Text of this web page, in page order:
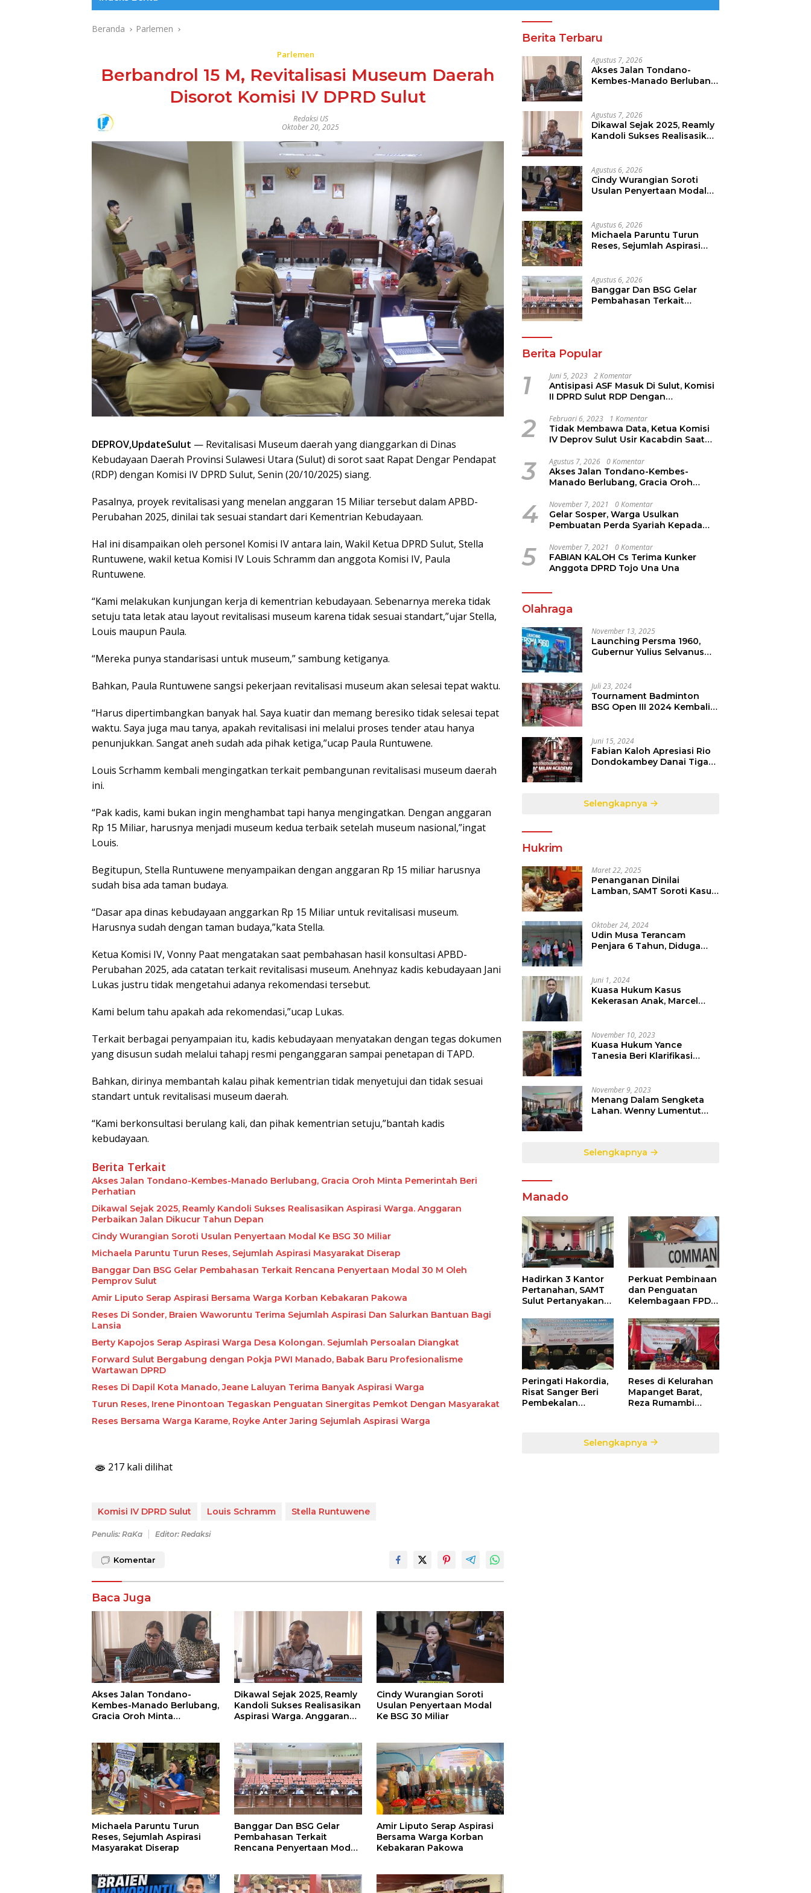
Beranda Parlemen
Parlemen
Berbandrol 15 M, Revitalisasi Museum Daerah
Disorot Komisi IV DPRD Sulut
Redaksi US
Oktober 20, 2025
DEPROV,UpdateSulut — Revitalisasi Museum daerah yang dianggarkan di Dinas
Kebudayaan Daerah Provinsi Sulawesi Utara (Sulut) di sorot saat Rapat Dengar Pendapat
(RDP) dengan Komisi IV DPRD Sulut, Senin (20/10/2025) siang.
Pasalnya, proyek revitalisasi yang menelan anggaran 15 Miliar tersebut dalam APBD-
Perubahan 2025, dinilai tak sesuai standart dari Kementrian Kebudayaan.
Hal ini disampaikan oleh personel Komisi IV antara lain, Wakil Ketua DPRD Sulut, Stella
Runtuwene, wakil ketua Komisi IV Louis Schramm dan anggota Komisi IV, Paula
Runtuwene.
“Kami melakukan kunjungan kerja di kementrian kebudayaan. Sebenarnya mereka tidak
setuju tata letak atau layout revitalisasi museum karena tidak sesuai standart,”ujar Stella,
Louis maupun Paula.
“Mereka punya standarisasi untuk museum,” sambung ketiganya.
Bahkan, Paula Runtuwene sangsi pekerjaan revitalisasi museum akan selesai tepat waktu.
“Harus dipertimbangkan banyak hal. Saya kuatir dan memang beresiko tidak selesai tepat
waktu. Saya juga mau tanya, apakah revitalisasi ini melalui proses tender atau hanya
penunjukkan. Sangat aneh sudah ada pihak ketiga,”ucap Paula Runtuwene.
Louis Scrhamm kembali mengingatkan terkait pembangunan revitalisasi museum daerah
ini.
“Pak kadis, kami bukan ingin menghambat tapi hanya mengingatkan. Dengan anggaran
Rp 15 Miliar, harusnya menjadi museum kedua terbaik setelah museum nasional,”ingat
Louis.
Begitupun, Stella Runtuwene menyampaikan dengan anggaran Rp 15 miliar harusnya
sudah bisa ada taman budaya.
“Dasar apa dinas kebudayaan anggarkan Rp 15 Miliar untuk revitalisasi museum.
Harusnya sudah dengan taman budaya,”kata Stella.
Ketua Komisi IV, Vonny Paat mengatakan saat pembahasan hasil konsultasi APBD-
Perubahan 2025, ada catatan terkait revitalisasi museum. Anehnyaz kadis kebudayaan Jani
Lukas justru tidak mengetahui adanya rekomendasi tersebut.
Kami belum tahu apakah ada rekomendasi,”ucap Lukas.
Terkait berbagai penyampaian itu, kadis kebudayaan menyatakan dengan tegas dokumen
yang disusun sudah melalui tahapj resmi penganggaran sampai penetapan di TAPD.
Bahkan, dirinya membantah kalau pihak kementrian tidak menyetujui dan tidak sesuai
standart untuk revitalisasi museum daerah.
“Kami berkonsultasi berulang kali, dan pihak kementrian setuju,”bantah kadis
kebudayaan.
Berita Terkait
Akses Jalan Tondano-Kembes-Manado Berlubang, Gracia Oroh Minta Pemerintah Beri
Perhatian
Dikawal Sejak 2025, Reamly Kandoli Sukses Realisasikan Aspirasi Warga. Anggaran
Perbaikan Jalan Dikucur Tahun Depan
Cindy Wurangian Soroti Usulan Penyertaan Modal Ke BSG 30 Miliar
Michaela Paruntu Turun Reses, Sejumlah Aspirasi Masyarakat Diserap
Banggar Dan BSG Gelar Pembahasan Terkait Rencana Penyertaan Modal 30 M Oleh
Pemprov Sulut
Amir Liputo Serap Aspirasi Bersama Warga Korban Kebakaran Pakowa
Reses Di Sonder, Braien Waworuntu Terima Sejumlah Aspirasi Dan Salurkan Bantuan Bagi
Lansia
Berty Kapojos Serap Aspirasi Warga Desa Kolongan. Sejumlah Persoalan Diangkat
Forward Sulut Bergabung dengan Pokja PWI Manado, Babak Baru Profesionalisme
Wartawan DPRD
Reses Di Dapil Kota Manado, Jeane Laluyan Terima Banyak Aspirasi Warga
Turun Reses, Irene Pinontoan Tegaskan Penguatan Sinergitas Pemkot Dengan Masyarakat
Reses Bersama Warga Karame, Royke Anter Jaring Sejumlah Aspirasi Warga
217 kali dilihat
Komisi IV DPRD Sulut Louis Schramm Stella Runtuwene
Penulis: RaKa Editor: Redaksi
Komentar
Baca Juga
Akses Jalan Tondano-
Kembes-Manado Berlubang,
Gracia Oroh Minta
Dikawal Sejak 2025, Reamly
Kandoli Sukses Realisasikan
Aspirasi Warga. Anggaran
Cindy Wurangian Soroti
Usulan Penyertaan Modal
Ke BSG 30 Miliar
Michaela Paruntu Turun
Reses, Sejumlah Aspirasi
Masyarakat Diserap
Banggar Dan BSG Gelar
Pembahasan Terkait
Rencana Penyertaan Modal
Amir Liputo Serap Aspirasi
Bersama Warga Korban
Kebakaran Pakowa
Berita Terbaru
Agustus 7, 2026
Akses Jalan Tondano-
Kembes-Manado Berlubang,
Agustus 7, 2026
Dikawal Sejak 2025, Reamly
Kandoli Sukses Realisasikan
Tahun Depan
Agustus 6, 2026
Cindy Wurangian Soroti
Usulan Penyertaan Modal
Agustus 6, 2026
Michaela Paruntu Turun
Reses, Sejumlah Aspirasi
Agustus 6, 2026
Banggar Dan BSG Gelar
Pembahasan Terkait
Berita Popular
1 Juni 5, 2023 2 Komentar
Antisipasi ASF Masuk Di Sulut, Komisi
II DPRD Sulut RDP Dengan
Jems Tuuk
2 Februari 6, 2023 1 Komentar
Tidak Membawa Data, Ketua Komisi
IV Deprov Sulut Usir Kacabdin Saat
3 Agustus 7, 2026 0 Komentar
Akses Jalan Tondano-Kembes-
Manado Berlubang, Gracia Oroh
4 November 7, 2021 0 Komentar
Gelar Sosper, Warga Usulkan
Pembuatan Perda Syariah Kepada
5 November 7, 2021 0 Komentar
FABIAN KALOH Cs Terima Kunker
Anggota DPRD Tojo Una Una
Olahraga
November 13, 2025
Launching Persma 1960,
Gubernur Yulius Selvanus
Melambai
Juli 23, 2024
Tournament Badminton
BSG Open III 2024 Kembali
Badminton SulutGo
Juni 15, 2024
Fabian Kaloh Apresiasi Rio
Dondokambey Danai Tiga
Selengkapnya
Hukrim
Maret 22, 2025
Penanganan Dinilai
Lamban, SAMT Soroti Kasus
Oktober 24, 2024
Udin Musa Terancam
Penjara 6 Tahun, Diduga
Juni 1, 2024
Kuasa Hukum Kasus
Kekerasan Anak, Marcel
Ditindak Sesuai Hukum
Berlaku
November 10, 2023
Kuasa Hukum Yance
Tanesia Beri Klarifikasi
November 9, 2023
Menang Dalam Sengketa
Lahan. Wenny Lumentut
Selengkapnya
Manado
Hadirkan 3 Kantor
Pertanahan, SAMT
Sulut Pertanyakan
Informasi
Penggunaan
Anggaran Negara
Perkuat Pembinaan
dan Penguatan
Kelembagaan FPDR
Bawaslu Gelar
Diskusi
Peringati Hakordia,
Risat Sanger Beri
Pembekalan
Reses di Kelurahan
Mapanget Barat,
Reza Rumambi
Selengkapnya